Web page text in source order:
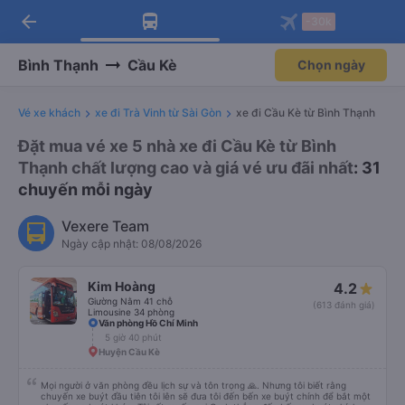
Tải app Vexere ngay!
Nhận ưu đãi thành viên độc
Mở app
Tải app Vexere
-30k/ghế khi đặt vé máy bay qua
Mở app
arrow_back
Bình Thạnh Cầu Kè Chọn ngày
Vé xe khách xe đi Trà Vinh từ Sài Gòn xe đi Cầu Kè từ Bình Thạnh
Đặt mua vé xe 5 nhà xe đi Cầu Kè từ Bình
Thạnh chất lượng cao và giá vé ưu đãi nhất: 31
chuyến mỗi ngày
Vexere Team
Ngày cập nhật: 08/08/2026
Kim Hoàng
Giường Nằm 41 chỗ
Limousine 34 phòng
4.2
(613 đánh giá)
Văn phòng Hồ Chí Minh
5 giờ 40 phút
Huyện Cầu Kè
Mọi người ở văn phòng đều lịch sự và tôn trọng 🙏. Nhưng tôi biết rằng
chuyến xe buýt đầu tiên tôi lên sẽ đưa tôi đến bến xe buýt chính để bắt một